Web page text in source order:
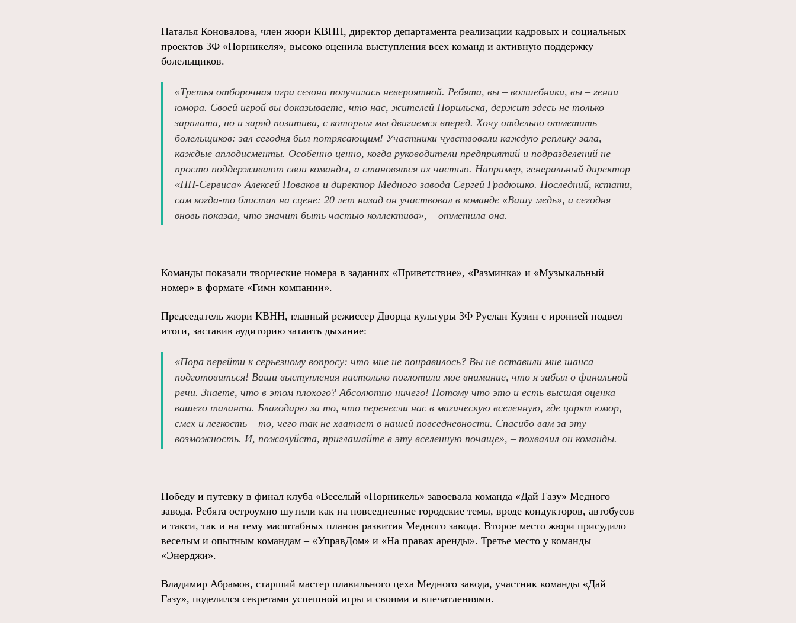
Наталья Коновалова, член жюри КВНН, директор департамента реализации кадровых и социальных
проектов ЗФ «Норникеля», высоко оценила выступления всех команд и активную поддержку
болельщиков.
«Третья отборочная игра сезона получилась невероятной. Ребята, вы – волшебники, вы – гении
юмора. Своей игрой вы доказываете, что нас, жителей Норильска, держит здесь не только
зарплата, но и заряд позитива, с которым мы двигаемся вперед. Хочу отдельно отметить
болельщиков: зал сегодня был потрясающим! Участники чувствовали каждую реплику зала,
каждые аплодисменты. Особенно ценно, когда руководители предприятий и подразделений не
просто поддерживают свои команды, а становятся их частью. Например, генеральный директор
«НН-Сервиса» Алексей Новаков и директор Медного завода Сергей Градюшко. Последний, кстати,
сам когда-то блистал на сцене: 20 лет назад он участвовал в команде «Вашу медь», а сегодня
вновь показал, что значит быть частью коллектива», – отметила она.
Команды показали творческие номера в заданиях «Приветствие», «Разминка» и «Музыкальный
номер» в формате «Гимн компании».
Председатель жюри КВНН, главный режиссер Дворца культуры ЗФ Руслан Кузин с иронией подвел
итоги, заставив аудиторию затаить дыхание:
«Пора перейти к серьезному вопросу: что мне не понравилось? Вы не оставили мне шанса
подготовиться! Ваши выступления настолько поглотили мое внимание, что я забыл о финальной
речи. Знаете, что в этом плохого? Абсолютно ничего! Потому что это и есть высшая оценка
вашего таланта. Благодарю за то, что перенесли нас в магическую вселенную, где царят юмор,
смех и легкость – то, чего так не хватает в нашей повседневности. Спасибо вам за эту
возможность. И, пожалуйста, приглашайте в эту вселенную почаще», – похвалил он команды.
Победу и путевку в финал клуба «Веселый «Норникель» завоевала команда «Дай Газу» Медного
завода. Ребята остроумно шутили как на повседневные городские темы, вроде кондукторов, автобусов
и такси, так и на тему масштабных планов развития Медного завода. Второе место жюри присудило
веселым и опытным командам – «УправДом» и «На правах аренды». Третье место у команды
«Энерджи».
Владимир Абрамов, старший мастер плавильного цеха Медного завода, участник команды «Дай
Газу», поделился секретами успешной игры и своими и впечатлениями.